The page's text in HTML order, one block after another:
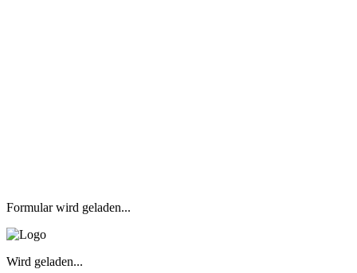
Formular wird geladen...
Wird geladen...